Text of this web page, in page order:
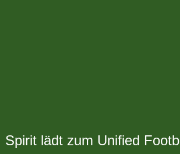
Spirit lädt zum Unified